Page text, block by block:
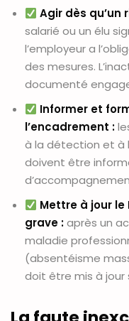
Agir dès qu’un
salarié ou un élu
l’employeur a
des mesures.
documenté
Informer et
l’encadrement :
à la détection et à
doivent être
Mettre à jour le
grave :après un
maladie
(absentéisme
doit être mis à jour